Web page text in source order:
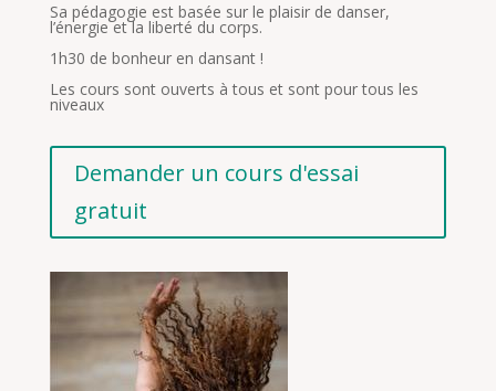
Sa pédagogie est basée sur le plaisir de danser,
l’énergie et la liberté du corps.
1h30 de bonheur en dansant !
Les cours sont ouverts à tous et sont pour tous les
niveaux
Demander un cours d'essai
gratuit